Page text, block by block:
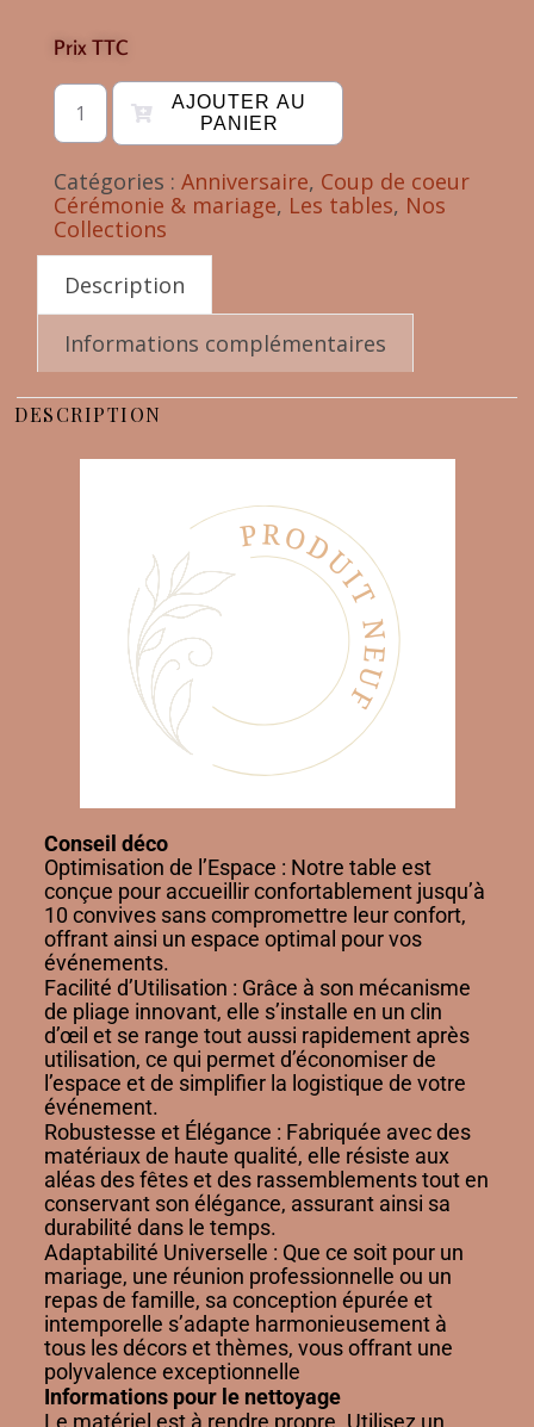
Prix TTC
AJOUTER AU
PANIER
Catégories : Anniversaire, Coup de coeur
Cérémonie & mariage, Les tables, Nos
Collections
Description
Informations complémentaires
DESCRIPTION
Conseil déco
Optimisation de l’Espace : Notre table est
conçue pour accueillir confortablement jusqu’à
10 convives sans compromettre leur confort,
offrant ainsi un espace optimal pour vos
événements.
Facilité d’Utilisation : Grâce à son mécanisme
de pliage innovant, elle s’installe en un clin
d’œil et se range tout aussi rapidement après
utilisation, ce qui permet d’économiser de
l’espace et de simplifier la logistique de votre
événement.
Robustesse et Élégance : Fabriquée avec des
matériaux de haute qualité, elle résiste aux
aléas des fêtes et des rassemblements tout en
conservant son élégance, assurant ainsi sa
durabilité dans le temps.
Adaptabilité Universelle : Que ce soit pour un
mariage, une réunion professionnelle ou un
repas de famille, sa conception épurée et
intemporelle s’adapte harmonieusement à
tous les décors et thèmes, vous offrant une
polyvalence exceptionnelle
Informations pour le nettoyage
Le matériel est à rendre propre. Utilisez un